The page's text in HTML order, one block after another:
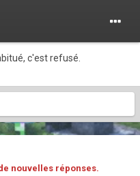
c'est refusé.
nouvelles réponses.